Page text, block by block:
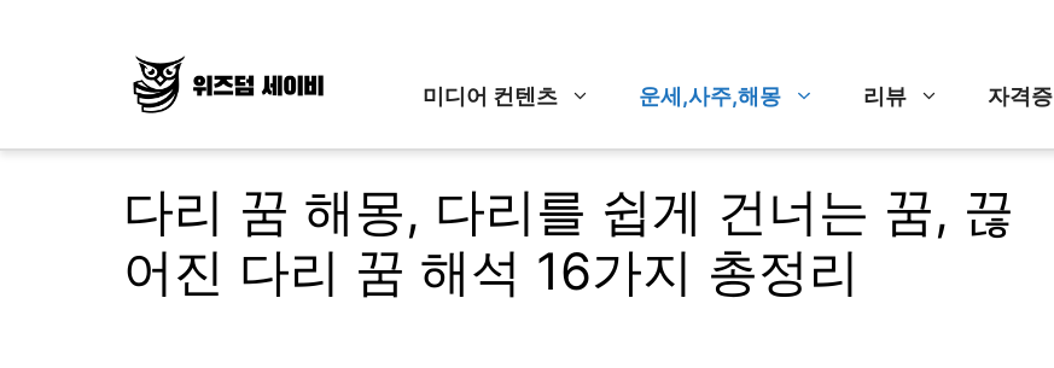
미디어 컨텐츠 운세,사주,해몽 리뷰 자격증
다리 꿈 해몽, 다리를 쉽게 건너는 꿈, 끊
어진 다리 꿈 해석 16가지 총정리